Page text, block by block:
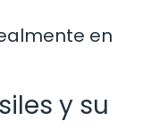
en
y su